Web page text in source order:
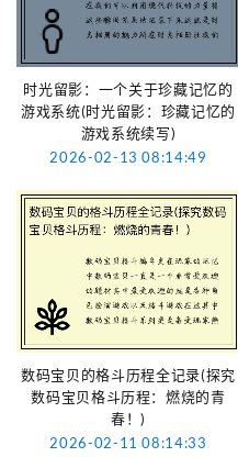
时光留影：一个关于珍藏记忆的
游戏系统(时光留影：珍藏记忆的
游戏系统续写)
2026-02-13 08:14:49
数码宝贝的格斗历程全记录(探究
数码宝贝格斗历程：燃烧的青
春！)
2026-02-11 08:14:33